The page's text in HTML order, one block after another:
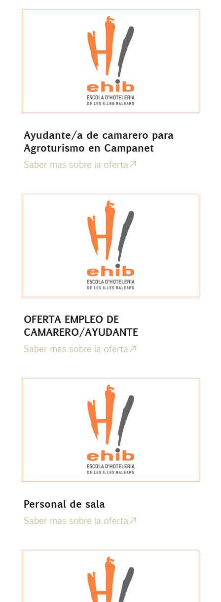
Ayudante/a de camarero para
Agroturismo en Campanet
Saber mas sobre la oferta
OFERTA EMPLEO DE
CAMARERO/AYUDANTE
Saber mas sobre la oferta
Personal de sala
Saber mas sobre la oferta